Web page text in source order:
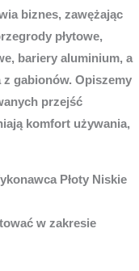
biznes, zawężając
płytowe,
bariery aluminium, a
gabionów. Opiszemy
przejść
komfort używania,
Płoty Niskie
w zakresie